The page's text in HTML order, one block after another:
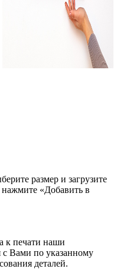
размер и загрузите
«Добавить в
к печати наши
с Вами по указанному
деталей.